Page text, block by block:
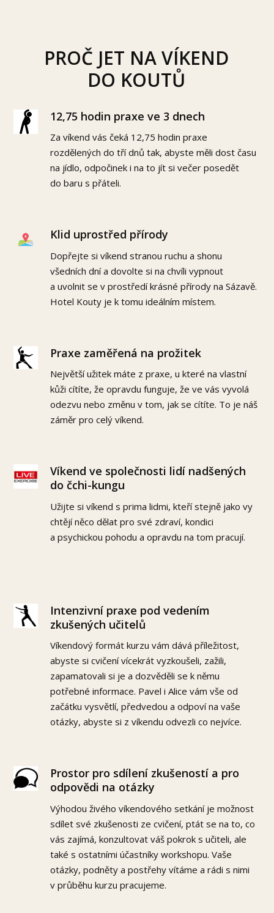
PROČ JET NA VÍKEND
DO KOUTŮ
12,75 hodin praxe ve 3 dnech
Za víkend vás čeká 12,75 hodin praxe
rozdělených do tří dnů tak, abyste měli dost času
na jídlo, odpočinek i na to jít si večer posedět
do baru s přáteli.
Klid uprostřed přírody
Dopřejte si víkend stranou ruchu a shonu
všedních dní a dovolte si na chvíli vypnout
a uvolnit se v prostředí krásné přírody na Sázavě.
Hotel Kouty je k tomu ideálním místem.
Praxe zaměřená na prožitek
Největší užitek máte z praxe, u které na vlastní
kůži cítíte, že opravdu funguje, že ve vás vyvolá
odezvu nebo změnu v tom, jak se cítíte. To je náš
záměr pro celý víkend.
Víkend ve společnosti lidí nadšených
do čchi-kungu
Užijte si víkend s prima lidmi, kteří stejně jako vy
chtějí něco dělat pro své zdraví, kondici
a psychickou pohodu a opravdu na tom pracují.
Intenzivní praxe pod vedením
zkušených učitelů
Víkendový formát kurzu vám dává příležitost,
abyste si cvičení vícekrát vyzkoušeli, zažili,
zapamatovali si je a dozvěděli se k němu
potřebné informace. Pavel i Alice vám vše od
začátku vysvětlí, předvedou a odpoví na vaše
otázky, abyste si z víkendu odvezli co nejvíce.
Prostor pro sdílení zkušeností a pro
odpovědi na otázky
Výhodou živého víkendového setkání je možnost
sdílet své zkušenosti ze cvičení, ptát se na to, co
vás zajímá, konzultovat váš pokrok s učiteli, ale
také s ostatními účastníky workshopu. Vaše
otázky, podněty a postřehy vítáme a rádi s nimi
v průběhu kurzu pracujeme.